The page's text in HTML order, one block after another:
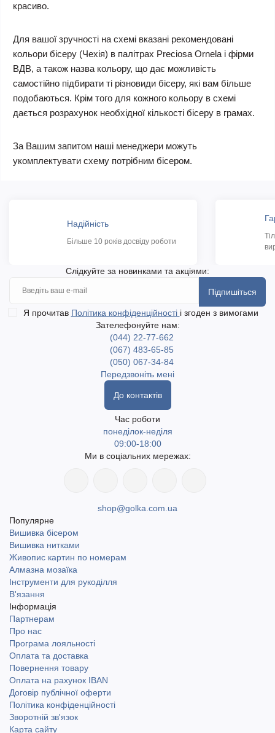
красиво.
Для вашої зручності на схемі вказані рекомендовані
кольори бісеру (Чехія) в палітрах Preciosa Ornela і фірми
ВДВ, а також назва кольору, що дає можливість
самостійно підбирати ті різновиди бісеру, які вам більше
подобаються. Крім того для кожного кольору в схемі
дається розрахунок необхідної кількості бісеру в грамах.
За Вашим запитом наші менеджери можуть
укомплектувати схему потрібним бісером.
Надійність
Більше 10 років досвіду роботи
Слідкуйте за новинками та акціями:
Підпишіться
Я прочитав Політика конфіденційності і згоден з вимогами
Зателефонуйте нам:
(044) 22-77-662
(067) 483-65-85
(050) 067-34-84
Передзвоніть мені
До контактів
Час роботи
понеділок-неділя
09:00-18:00
Ми в соціальних мережах:
shop@golka.com.ua
Популярне
Вишивка бісером
Вишивка нитками
Живопис картин по номерам
Алмазна мозаїка
Інструменти для рукоділля
В'язання
Інформація
Партнерам
Про нас
Програма лояльності
Оплата та доставка
Повернення товару
Оплата на рахунок IBAN
Договір публічної оферти
Політика конфіденційності
Зворотній зв'язок
Карта сайту